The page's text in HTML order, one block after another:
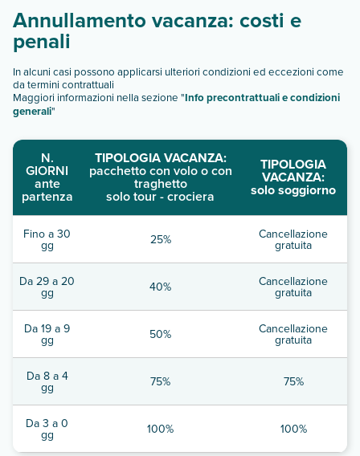
Annullamento vacanza: costi e
penali
In alcuni casi possono applicarsi ulteriori condizioni ed eccezioni come
da termini contrattuali
Maggiori informazioni nella sezione "Info precontrattuali e condizioni
generali"
N.
GIORNI
ante
partenza
TIPOLOGIA VACANZA:
pacchetto con volo o con
traghetto
solo tour - crociera
TIPOLOGIA
VACANZA:
solo soggiorno
Fino a 30
gg 25% Cancellazione
gratuita
Da 29 a 20
gg 40% Cancellazione
gratuita
Da 19 a 9
gg 50% Cancellazione
gratuita
Da 8 a 4
gg 75% 75%
Da 3 a 0
gg 100% 100%